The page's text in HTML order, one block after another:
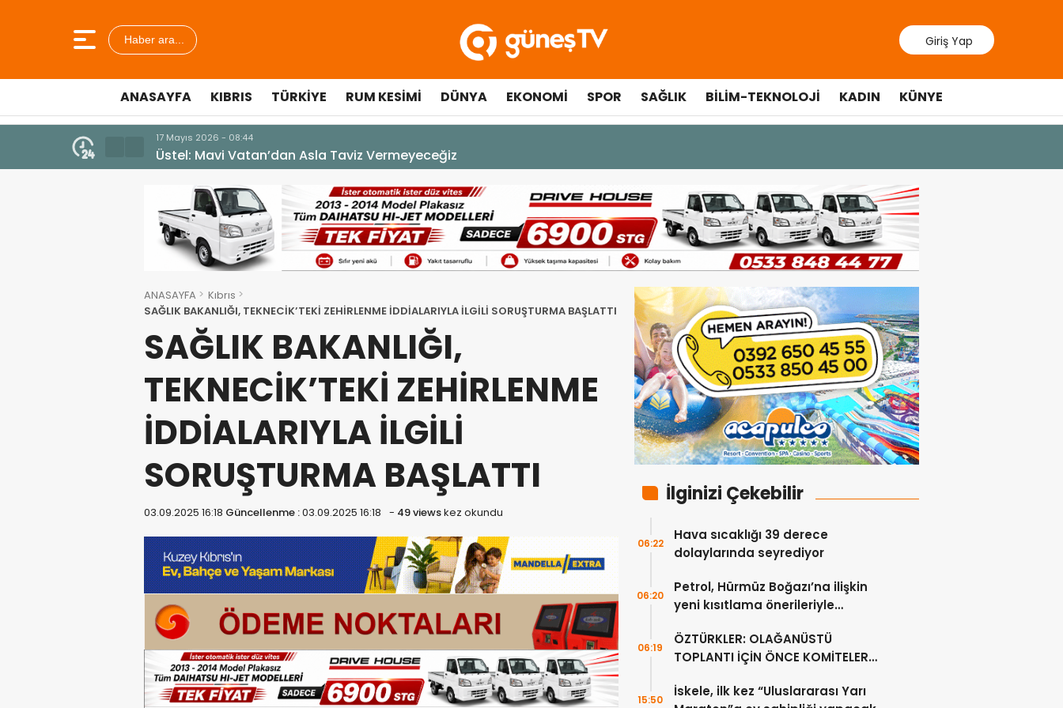
Haber ara... Giriş Yap
ANASAYFA KIBRIS TÜRKIYE RUM KESIMI DÜNYA EKONOMI SPOR SAĞLIK BILIM-TEKNOLOJI KADIN KÜNYE
10 Temmuz 2026 - 18:49
Cumhurbaşkanı Erhürman sergi açılışında fenalaşarak hastaneye kaldırıldı
ANASAYFA
Kıbrıs
SAĞLIK BAKANLIĞI, TEKNECİK’TEKİ ZEHİRLENME İDDİALARIYLA İLGİLİ SORUŞTURMA BAŞLATTI
SAĞLIK BAKANLIĞI,
TEKNECİK’TEKİ ZEHİRLENME
İDDİALARIYLA İLGİLİ
SORUŞTURMA BAŞLATTI
03.09.2025 16:18 Güncellenme :03.09.2025 16:18 - 49 viewskez okundu
İlginizi Çekebilir
Hava sıcaklığı 39 derece
dolaylarında seyrediyor
06:22
Petrol, Hürmüz Boğazı’na ilişkin
yeni kısıtlama önerileriyle
06:20
ÖZTÜRKLER: OLAĞANÜSTÜ
TOPLANTI İÇİN ÖNCE KOMİTELER
06:19
İskele, ilk kez “Uluslararası Yarı
15:50